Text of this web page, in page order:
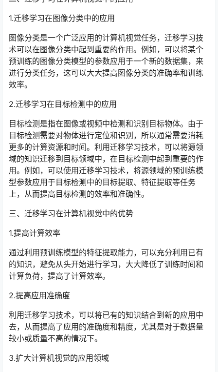
1.迁移学习在图像分类中的应用
图像分类是一个广泛应用的计算机视觉任务，迁移学习技
术可以在图像分类中起到重要的作用。例如，可以将某个
预训练的图像分类模型的参数应用于一个新的数据集，来
进行分类任务，这可以大大提高图像分类的准确率和训练
效率。
2.迁移学习在目标检测中的应用
目标检测是指在图像或视频中检测和识别目标物体。由于
目标检测需要对物体进行定位和识别，所以通常需要消耗
更多的计算资源和时间。利用迁移学习技术，可以将源领
域的知识迁移到目标领域中，在目标检测中起到重要的作
用。例如，可以使用迁移学习技术，将源领域的预训练模
型参数应用于目标检测中的目标提取、特征提取等任务
上，从而提高目标检测的效率和准确性。
三、迁移学习在计算机视觉中的优势
1.提高计算效率
通过利用预训练模型的特征提取能力，可以充分利用已有
的知识，避免从头开始进行学习，大大降低了训练时间和
计算负荷，提高了计算效率。
2.提高应用准确度
利用迁移学习技术，可以将已有的知识结合到新的应用中
去，从而提高了应用的准确度和精度，尤其是对于数据量
较小或质量不高的情况下。
3.扩大计算机视觉的应用领域